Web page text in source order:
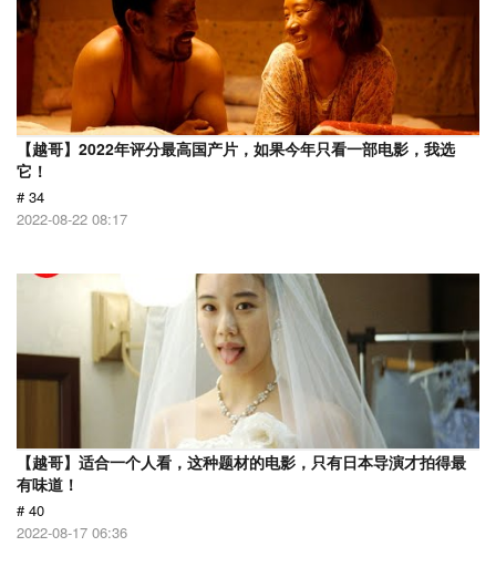
【越哥】2022年评分最高国产片，如果今年只看一部电影，我选
它！
# 34
2022-08-22 08:17
【越哥】适合一个人看，这种题材的电影，只有日本导演才拍得最
有味道！
# 40
2022-08-17 06:36